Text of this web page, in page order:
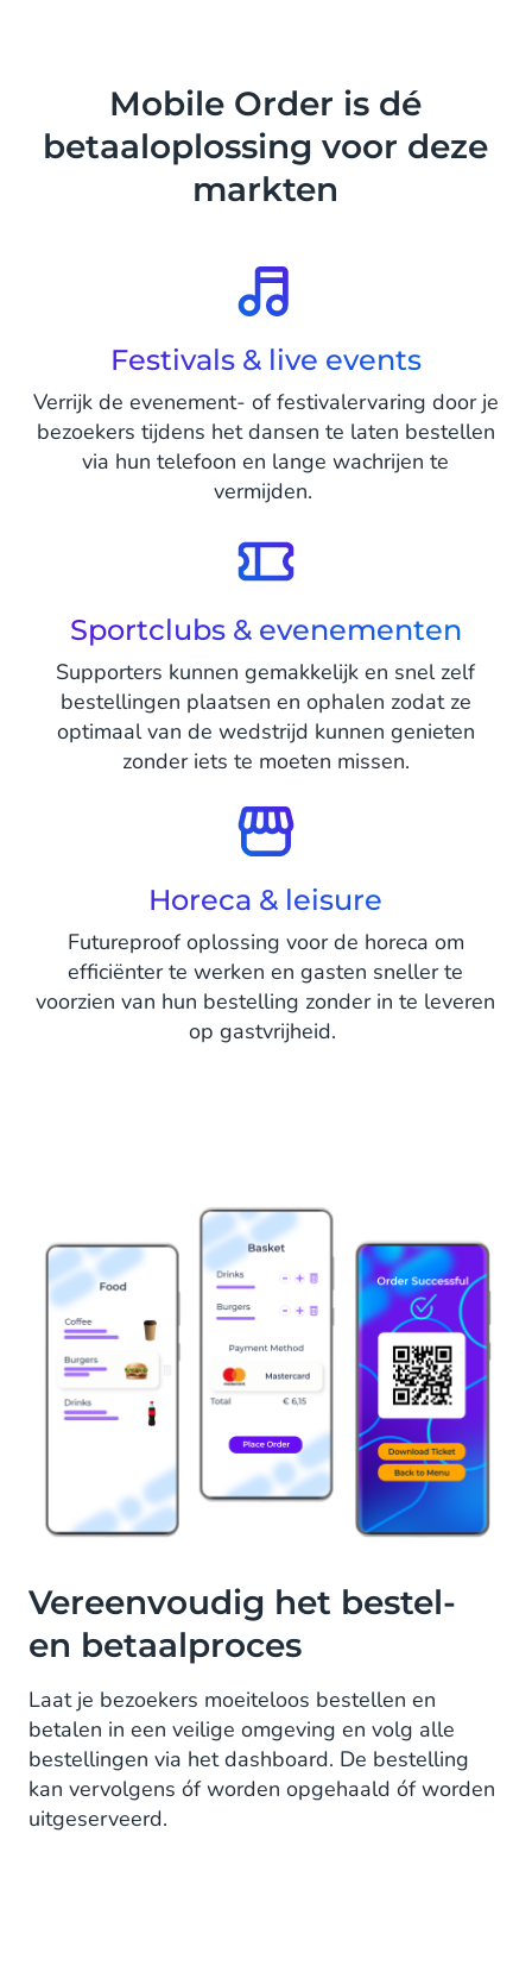
Mobile Order is dé
betaaloplossing voor deze
markten
Festivals & live events
Verrijk de evenement- of festivalervaring door je
bezoekers tijdens het dansen te laten bestellen
via hun telefoon en lange wachrijen te
vermijden.
Sportclubs & evenementen
Supporters kunnen gemakkelijk en snel zelf
bestellingen plaatsen en ophalen zodat ze
optimaal van de wedstrijd kunnen genieten
zonder iets te moeten missen.
Horeca & leisure
Futureproof oplossing voor de horeca om
efficiënter te werken en gasten sneller te
voorzien van hun bestelling zonder in te leveren
op gastvrijheid.
Vereenvoudig het bestel-
en betaalproces
Laat je bezoekers moeiteloos bestellen en
betalen in een veilige omgeving en volg alle
bestellingen via het dashboard. De bestelling
kan vervolgens óf worden opgehaald óf worden
uitgeserveerd.